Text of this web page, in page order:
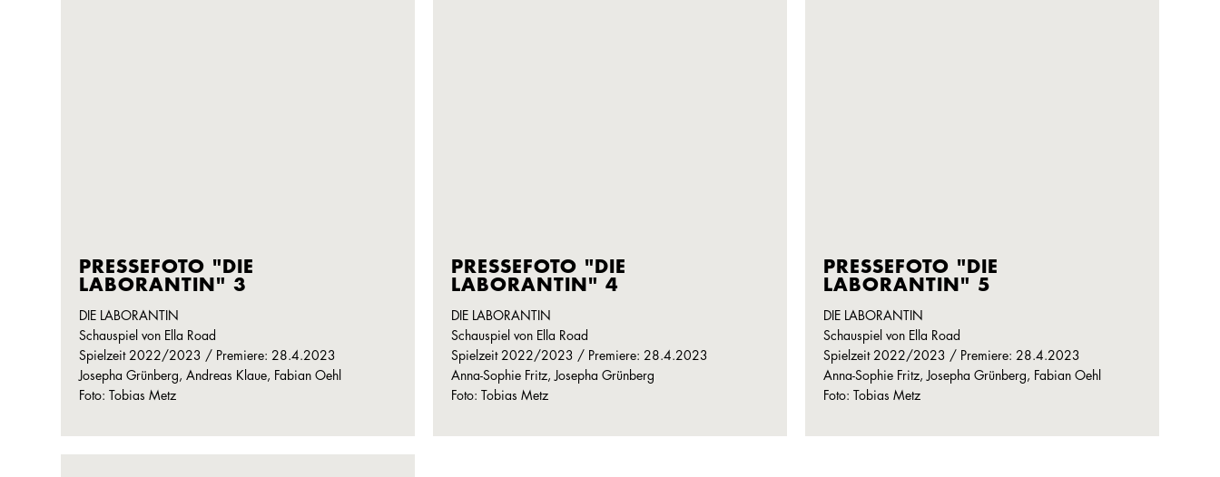
PRESSEFOTO "DIE
LABORANTIN" 3
DIE LABORANTIN
Schauspiel von Ella Road
Spielzeit 2022/2023 / Premiere: 28.4.2023
Josepha Grünberg, Andreas Klaue, Fabian Oehl
Foto: Tobias Metz
PRESSEFOTO "DIE
LABORANTIN" 4
DIE LABORANTIN
Schauspiel von Ella Road
Spielzeit 2022/2023 / Premiere: 28.4.2023
Anna-Sophie Fritz, Josepha Grünberg
Foto: Tobias Metz
PRESSEFOTO "DIE
LABORANTIN" 5
DIE LABORANTIN
Schauspiel von Ella Road
Spielzeit 2022/2023 / Premiere: 28.4.2023
Anna-Sophie Fritz, Josepha Grünberg, Fabian Oehl
Foto: Tobias Metz